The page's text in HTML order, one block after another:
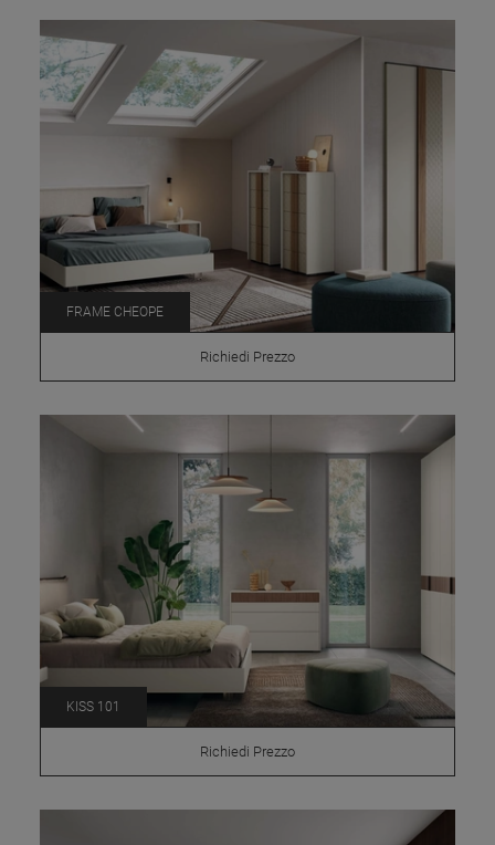
FRAME CHEOPE
Richiedi Prezzo
KISS 101
Richiedi Prezzo